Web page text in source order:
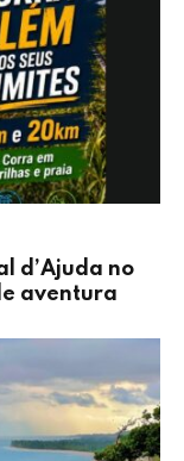
d’Ajuda no
aventura